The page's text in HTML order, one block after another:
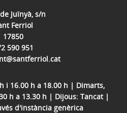
Juïnyà, s/n
Ferriol
17850
590 951
i 16.00 h a 18.00 h | Dimarts,
h a 13.30 h | Dijous: Tancat |
d'instància genèrica